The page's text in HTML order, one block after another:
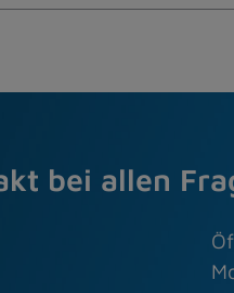
bei allen